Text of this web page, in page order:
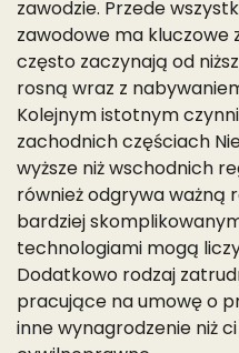
zawodzie. Przede
zawodowe ma kluczowe
często zaczynają od
rosną wraz z
Kolejnym istotnym
zachodnich częściach
wyższe niż wschodnich
również odgrywa ważną
bardziej
technologiami mogą
Dodatkowo rodzaj
pracujące na umowę o
inne wynagrodzenie niż